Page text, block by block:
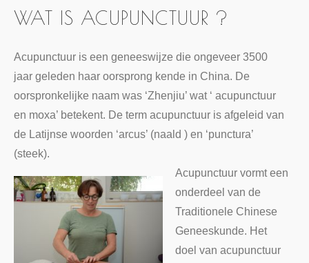
WAT IS ACUPUNCTUUR ?
Acupunctuur is een geneeswijze die ongeveer 3500
jaar geleden haar oorsprong kende in China. De
oorspronkelijke naam was ‘Zhenjiu’ wat ‘ acupunctuur
en moxa’ betekent. De term acupunctuur is afgeleid van
de Latijnse woorden ‘arcus’ (naald ) en ‘punctura’
(steek).
Acupunctuur vormt een
onderdeel van de
Traditionele Chinese
Geneeskunde. Het
doel van acupunctuur